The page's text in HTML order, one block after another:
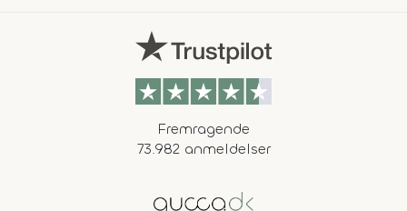
Fremragende
73.982 anmeldelser